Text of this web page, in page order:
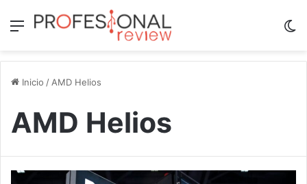
Menú
Inicio /AMD Helios
AMD Helios